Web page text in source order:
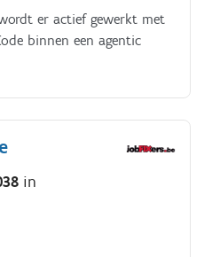
er actief gewerkt met
binnen een agentic
in